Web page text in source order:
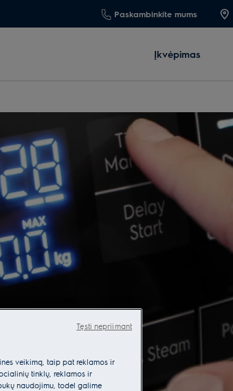
Paskambinkite mums
Įkvėpimas
veikimą, taip pat reklamos ir
tinklų, reklamos ir
naudojimu, todėl galime
Tęsti nepriimant